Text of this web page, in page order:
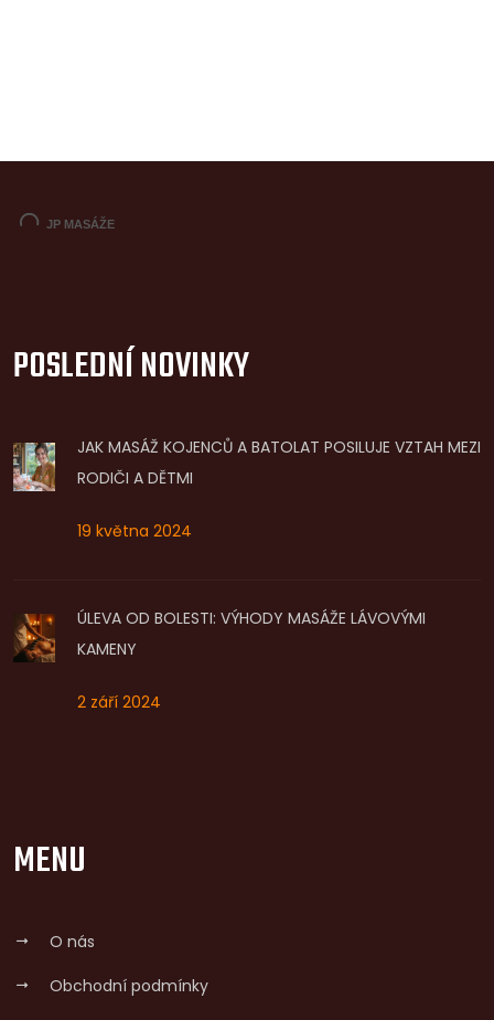
POSLEDNÍ NOVINKY
JAK MASÁŽ KOJENCŮ A BATOLAT POSILUJE VZTAH MEZI
RODIČI A DĚTMI
19 května 2024
ÚLEVA OD BOLESTI: VÝHODY MASÁŽE LÁVOVÝMI
KAMENY
2 září 2024
MENU
O nás
Obchodní podmínky